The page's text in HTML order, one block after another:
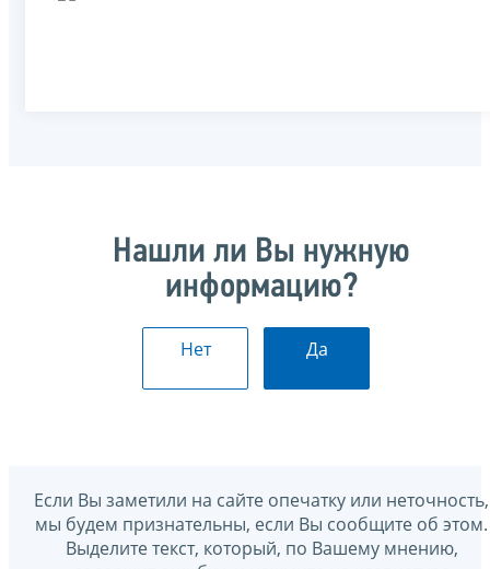
Нашли ли Вы нужную
информацию?
Нет Да
Если Вы заметили на сайте опечатку или неточность,
мы будем признательны, если Вы сообщите об этом.
Выделите текст, который, по Вашему мнению,